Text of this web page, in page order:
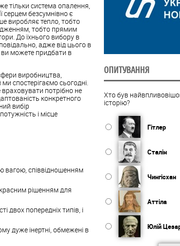
тільки система опалення,
серцем безсумнівно є
виробляє тепло, тобто
тобто прямим
До їхнього вибору в
адже від цього в
ви можете придбати в
виробництва,
спостерігаємо сьогодні.
потрібно не
конкретного
вибір
і місце
вагою, співвідношенням
рішенням для
двох попередніх типів, і
дуже інертні, обмежені в
ОПИТУВАННЯ
Хто був
історію?
Гітлер
Сталін
Чингісхан
Аттіла
Юлій